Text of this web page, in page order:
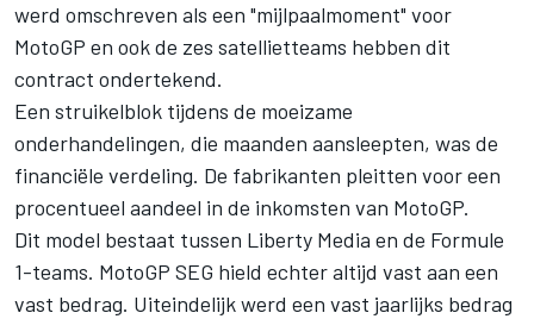
werd omschreven als een "mijlpaalmoment" voor
MotoGP en ook de zes satellietteams hebben dit
contract ondertekend.
Een struikelblok tijdens de moeizame
onderhandelingen, die maanden aansleepten, was de
financiële verdeling. De fabrikanten pleitten voor een
procentueel aandeel in de inkomsten van MotoGP.
Dit model bestaat tussen Liberty Media en de Formule
1-teams. MotoGP SEG hield echter altijd vast aan een
vast bedrag. Uiteindelijk werd een vast jaarlijks bedrag